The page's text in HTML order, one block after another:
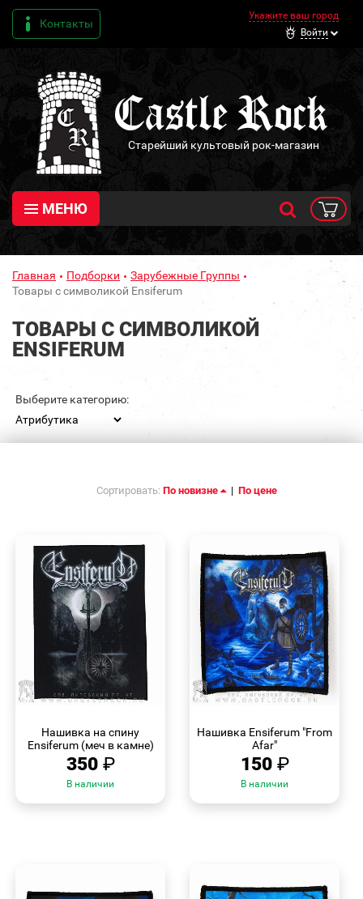
Контакты
Укажите ваш город
Войти
Старейший культовый рок-магазин
МЕНЮ
Главная Подборки
Зарубежные Группы
Товары с символикой Ensiferum
ТОВАРЫ С СИМВОЛИКОЙ
ENSIFERUM
Выберите категорию:
Сортировать: По новизне | По цене
Нашивка на спину
Ensiferum (меч в камне)
350 ₽
В наличии
Нашивка Ensiferum "From
Afar"
150 ₽
В наличии